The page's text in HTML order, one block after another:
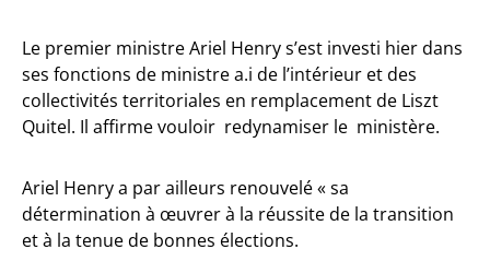
Le premier ministre Ariel Henry s’est investi hier dans
ses fonctions de ministre a.i de l’intérieur et des
collectivités territoriales en remplacement de Liszt
Quitel. Il affirme vouloir redynamiser le ministère.
Ariel Henry a par ailleurs renouvelé « sa
détermination à œuvrer à la réussite de la transition
et à la tenue de bonnes élections.